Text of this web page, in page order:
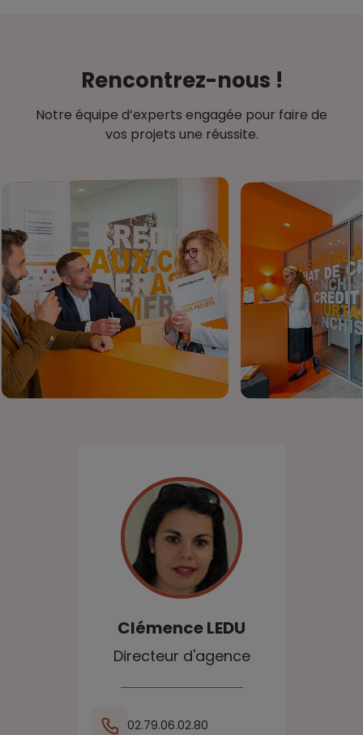
Rencontrez-nous !
Notre équipe d’experts engagée pour faire de
vos projets une réussite.
ClémenceLEDU
Directeur d'agence
02.79.06.02.80